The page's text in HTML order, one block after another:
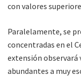
con valores
Paralelamente, se
concentradas en el
extensión observará
abundantes a muy